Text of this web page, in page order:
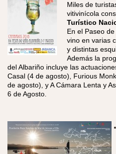
​Miles de
vitivinícola
Turístico
En el Paseo
vino en varias
y distintas
Además la
del Albariño incluye las
Casal (4 de agosto), Furious
de agosto), y A Cámara Lenta y
6 de Agosto.